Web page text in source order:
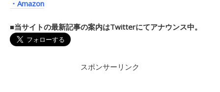
・Amazon
■当サイトの最新記事の案内はTwitterにてアナウンス中。
スポンサーリンク